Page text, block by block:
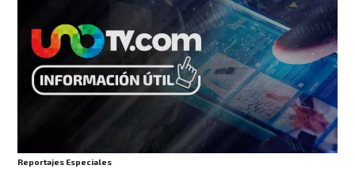
Reportajes Especiales